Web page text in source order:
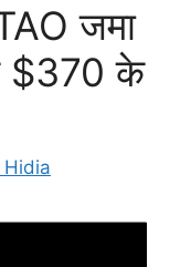
जमा
$370 के